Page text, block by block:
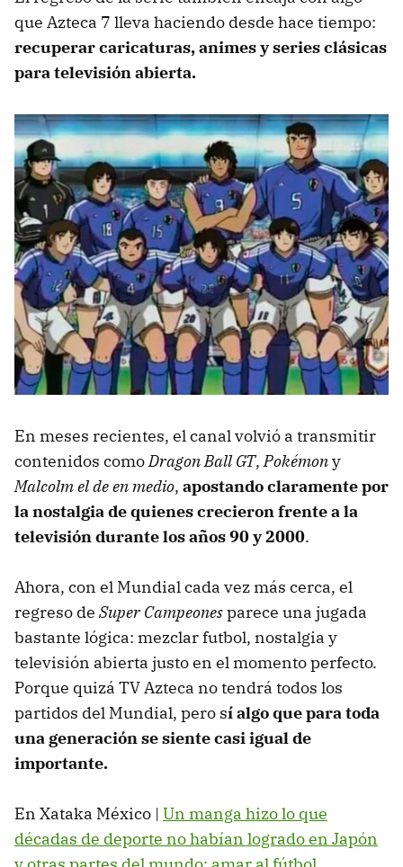
que Azteca 7 lleva haciendo desde hace tiempo:
recuperar caricaturas, animes y series clásicas
para televisión abierta.
En meses recientes, el canal volvió a transmitir
contenidos comoDragon Ball GT,Pokémony
Malcolm el de en medio, apostando claramente por
la nostalgia de quienes crecieron frente a la
televisión durante los años 90 y 2000.
Ahora, con el Mundial cada vez más cerca, el
regreso de Super Campeonesparece una jugada
bastante lógica: mezclar futbol, nostalgia y
televisión abierta justo en el momento perfecto.
Porque quizá TV Azteca no tendrá todos los
partidos del Mundial, pero sí algo que para toda
una generación se siente casi igual de
importante.
En Xataka México | Un manga hizo lo que
décadas de deporte no habían logrado en Japón